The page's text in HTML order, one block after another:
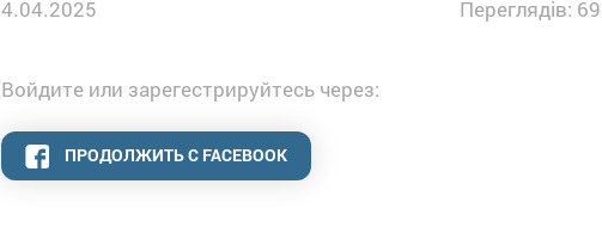
4.04.2025
Переглядів:
Войдите или зарегестрируйтесь через:
ПРОДОЛЖИТЬ С FACEBOOK